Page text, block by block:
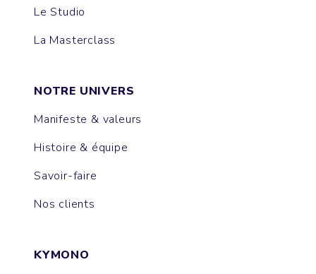
Le Studio
La Masterclass
NOTRE UNIVERS
Manifeste & valeurs
Histoire & équipe
Savoir-faire
Nos clients
KYMONO